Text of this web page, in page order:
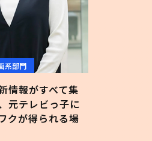
系部門
情報がすべて集
元テレビっ子に
クが得られる場